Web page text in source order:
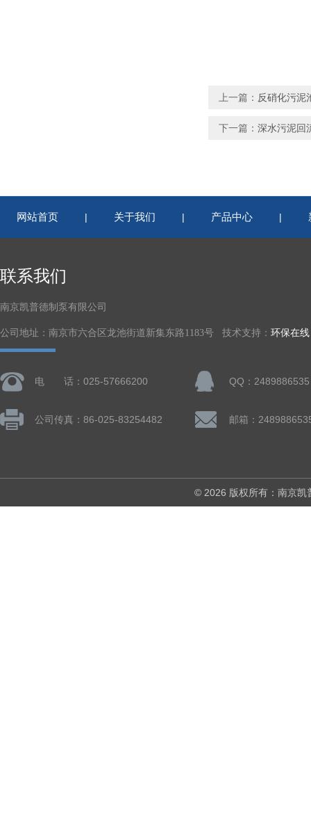
上一篇： 反硝化污泥
下一篇： 深水污泥回
网站首页 | 关于我们 | 产品中心 |
联系我们
南京凯普德制泵有限公司
公司地址：南京市六合区龙池街道新集东路1183号 技术支持： 环保在线
电 话：025-57666200 QQ：2489886535
公司传真：86-025-83254482 邮箱：
© 2026 版权所有：南京